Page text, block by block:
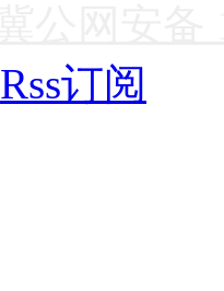
Rss订阅